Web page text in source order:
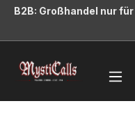
springen
B2B: Großhandel nur